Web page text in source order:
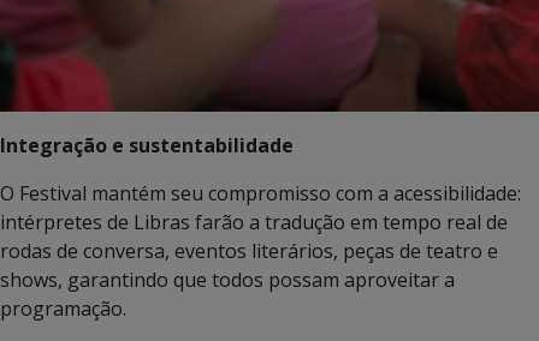
Integração e sustentabilidade
O Festival mantém seu compromisso com a acessibilidade:
intérpretes de Libras farão a tradução em tempo real de
rodas de conversa, eventos literários, peças de teatro e
shows, garantindo que todos possam aproveitar a
programação.